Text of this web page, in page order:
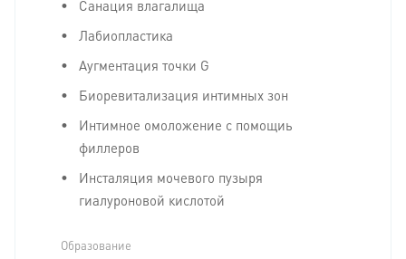
Санация влагалища
Лабиопластика
Аугментация точки G
Биоревитализация интимных зон
Интимное омоложение с помощиь
филлеров
Инсталяция мочевого пузыря
гиалуроновой кислотой
Образование